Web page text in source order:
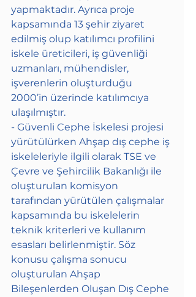
yapmaktadır. Ayrıca proje
kapsamında 13 şehir ziyaret
edilmiş olup katılımcı profilini
iskele üreticileri, iş güvenliği
uzmanları, mühendisler,
işverenlerin oluşturduğu
2000’in üzerinde katılımcıya
ulaşılmıştır.
- Güvenli Cephe İskelesi projesi
yürütülürken Ahşap dış cephe iş
iskeleleriyle ilgili olarak TSE ve
Çevre ve Şehircilik Bakanlığı ile
oluşturulan komisyon
tarafından yürütülen çalışmalar
kapsamında bu iskelelerin
teknik kriterleri ve kullanım
esasları belirlenmiştir. Söz
konusu çalışma sonucu
oluşturulan Ahşap
Bileşenlerden Oluşan Dış Cephe